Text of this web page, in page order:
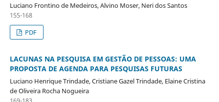
Luciano Frontino de Medeiros, Alvino Moser, Neri dos Santos
155-168
PDF
LACUNAS NA PESQUISA EM GESTÃO DE PESSOAS: UMA
PROPOSTA DE AGENDA PARA PESQUISAS FUTURAS
Luciano Henrique Trindade, Cristiane Gazel Trindade, Elaine Cristina
de Oliveira Rocha Nogueira